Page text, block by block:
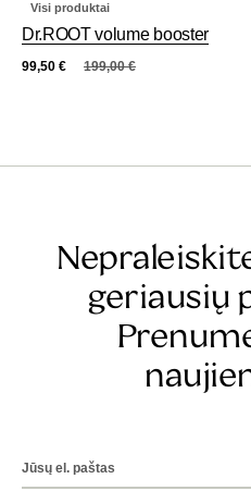
Visi produktai
Dr.ROOT volume booster
199,00€
99,50 €
geriausių